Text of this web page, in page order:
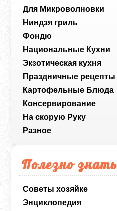
Для Микроволновки
Ниндзя гриль
Фондю
Национальные Кухни
Экзотическая кухня
Праздничные рецепты
Картофельные Блюда
Консервирование
На скорую Руку
Разное
Полезно знать
Советы хозяйке
Энциклопедия